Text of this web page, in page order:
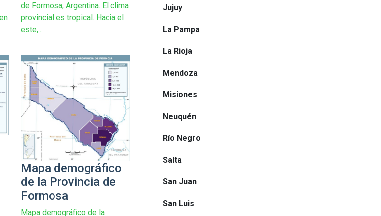
de Formosa, Argentina. El clima
provincial es tropical. Hacia el
este,...
Mapa demográfico
de la Provincia de
Formosa
Mapa demográfico de la
Jujuy
La Pampa
La Rioja
Mendoza
Misiones
Neuquén
Río Negro
Salta
San Juan
San Luis